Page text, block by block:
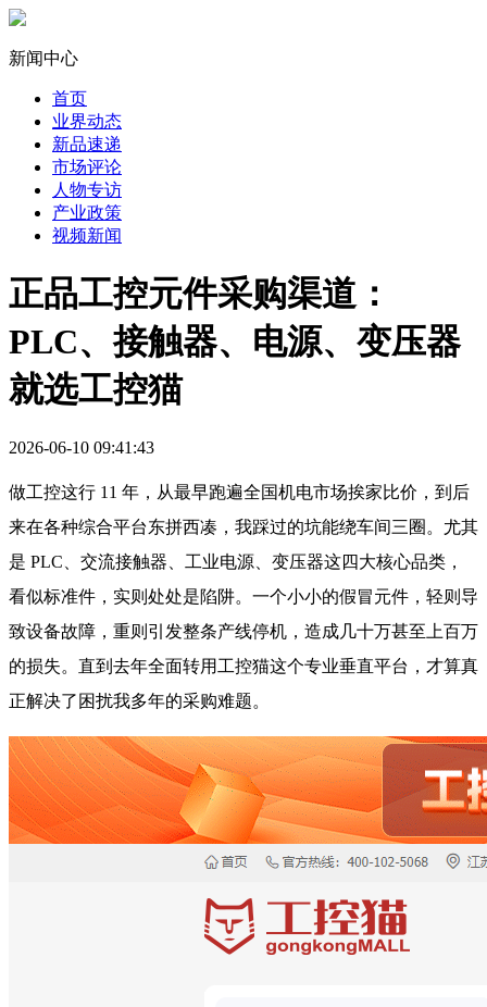
新闻中心
首页
业界动态
新品速递
市场评论
人物专访
产业政策
视频新闻
正品工控元件采购渠道：
PLC、接触器、电源、变压器
就选工控猫
2026-06-10 09:41:43
做工控这行 11 年，从最早跑遍全国机电市场挨家比价，到后
来在各种综合平台东拼西凑，我踩过的坑能绕车间三圈。尤其
是 PLC、交流接触器、工业电源、变压器这四大核心品类，
看似标准件，实则处处是陷阱。一个小小的假冒元件，轻则导
致设备故障，重则引发整条产线停机，造成几十万甚至上百万
的损失。直到去年全面转用工控猫这个专业垂直平台，才算真
正解决了困扰我多年的采购难题。